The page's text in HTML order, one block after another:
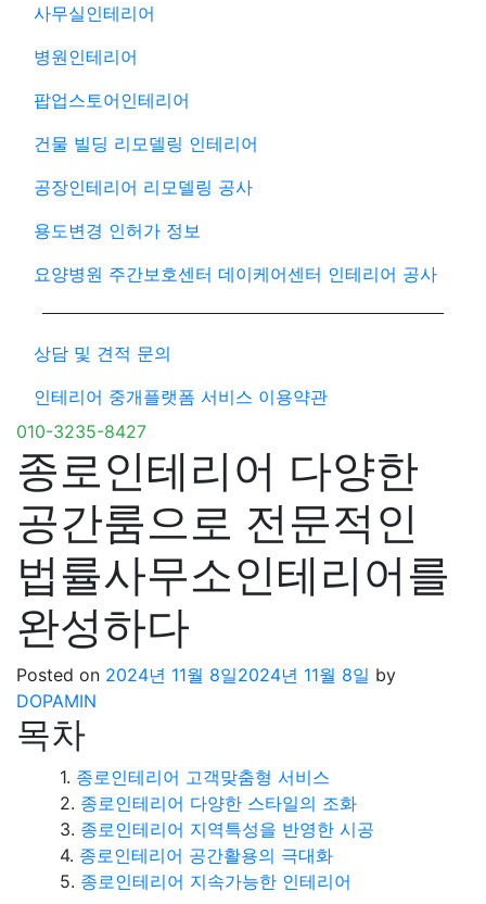
사무실인테리어
병원인테리어
팝업스토어인테리어
건물 빌딩 리모델링 인테리어
공장인테리어 리모델링 공사
용도변경 인허가 정보
요양병원 주간보호센터 데이케어센터 인테리어 공사
상담 및 견적 문의
인테리어 중개플랫폼 서비스 이용약관
010-3235-8427
종로인테리어 다양한
공간룸으로 전문적인
법률사무소인테리어를
완성하다
Posted on 2024년 11월 8일2024년 11월 8일 by
DOPAMIN
목차
종로인테리어 고객맞춤형 서비스
종로인테리어 다양한 스타일의 조화
종로인테리어 지역특성을 반영한 시공
종로인테리어 공간활용의 극대화
종로인테리어 지속가능한 인테리어